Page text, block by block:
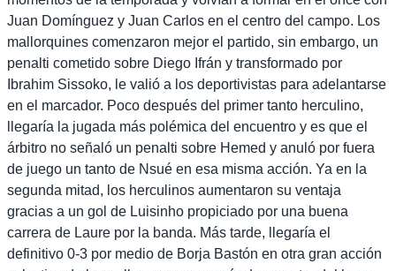
Juan Domínguez y Juan Carlos en el centro del campo. Los
mallorquines comenzaron mejor el partido, sin embargo, un
penalti cometido sobre Diego Ifrán y transformado por
Ibrahim Sissoko, le valió a los deportivistas para adelantarse
en el marcador. Poco después del primer tanto herculino,
llegaría la jugada más polémica del encuentro y es que el
árbitro no señaló un penalti sobre Hemed y anuló por fuera
de juego un tanto de Nsué en esa misma acción. Ya en la
segunda mitad, los herculinos aumentaron su ventaja
gracias a un gol de Luisinho propiciado por una buena
carrera de Laure por la banda. Más tarde, llegaría el
definitivo 0-3 por medio de Borja Bastón en otra gran acción